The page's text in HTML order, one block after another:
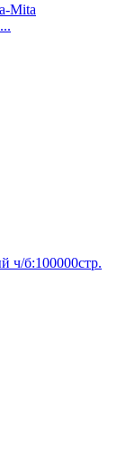
Mita
ч/б:100000стр.